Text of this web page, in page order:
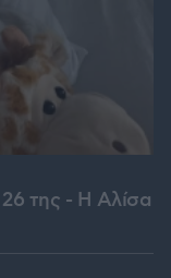
της - Η Αλίσα